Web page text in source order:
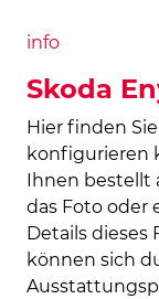
info
Skoda
Hier finden
konfigurieren
Ihnen bestellt
das Foto oder
Details dieses
können sich